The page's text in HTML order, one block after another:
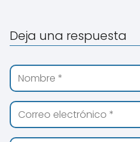
Deja una respuesta